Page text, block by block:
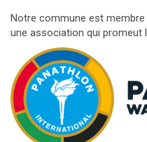
Notre commune est membre
une association qui promeut